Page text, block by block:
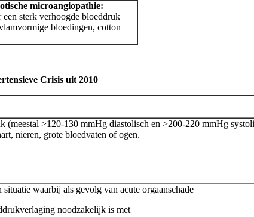
microangiopathie:
sterk verhoogde bloeddruk
bloedingen, cotton
Crisis uit 2010
(meestal >120-130 mmHg diastolisch en >200-220 mmHg
nieren, grote bloedvaten of ogen.
waarbij als gevolg van acute orgaanschade
noodzakelijk is met